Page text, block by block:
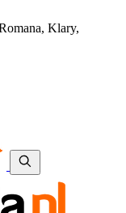
Klary,